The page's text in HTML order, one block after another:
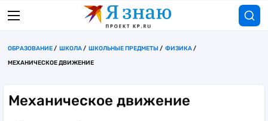
ОБРАЗОВАНИЕ ШКОЛА ШКОЛЬНЫЕ ПРЕДМЕТЫ
ФИЗИКА
МЕХАНИЧЕСКОЕ ДВИЖЕНИЕ
Механическое движение